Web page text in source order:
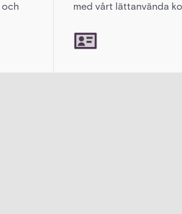
med vårt lättanvända